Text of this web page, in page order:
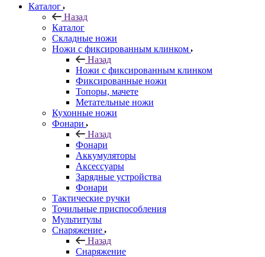
Каталог
Назад
Каталог
Складные ножи
Ножи с фиксированным клинком
Назад
Ножи с фиксированным клинком
Фиксированные ножи
Топоры, мачете
Метательные ножи
Кухонные ножи
Фонари
Назад
Фонари
Аккумуляторы
Аксессуары
Зарядные устройства
Фонари
Тактические ручки
Точильные приспособления
Мультитулы
Снаряжение
Назад
Снаряжение